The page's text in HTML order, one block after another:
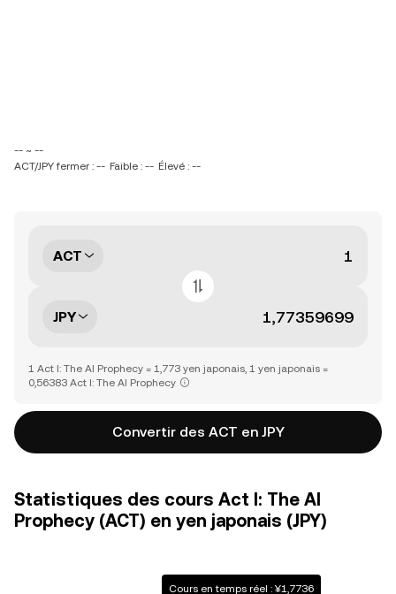
-- ~ --
ACT/JPY fermer : -- Faible : -- Élevé : --
ACT
JPY
1 Act I: The AI Prophecy = 1,773 yen japonais, 1 yen japonais =
0,56383 Act I: The AI Prophecy
Convertir des ACT en JPY
Statistiques des cours Act I: The AI
Prophecy (ACT) en yen japonais (JPY)
Cours en temps réel : ¥1,7736